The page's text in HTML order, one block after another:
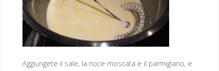
Aggiungete il sale, la noce moscata e il parmigiano, e